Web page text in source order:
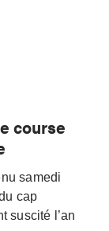
course
samedi
cap
suscité l’an